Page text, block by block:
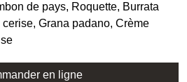
de pays, Roquette, Burrata
Grana padano, Crème
en ligne